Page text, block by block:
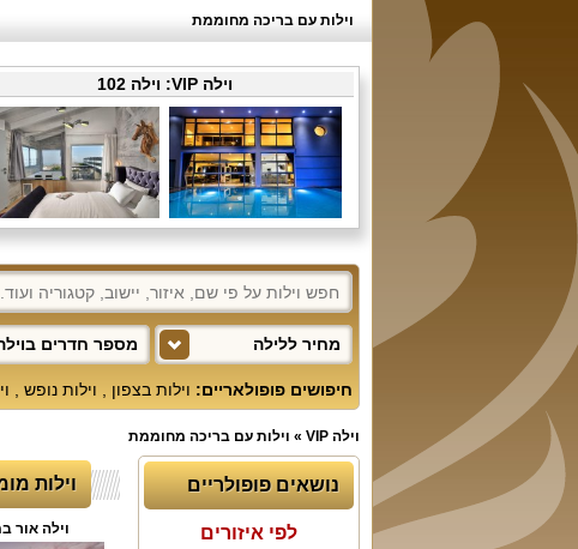
וילות עם בריכה מחוממת
וילה VIP: וילה 102
מספר חדרים מחיר ללילה
חיפושים פופולאריים: וילות בצפון וילות נופש
וילה VIP » וילות עם בריכה מחוממת
נושאים פופולריים
לפי איזורים
וילות
וילה אור